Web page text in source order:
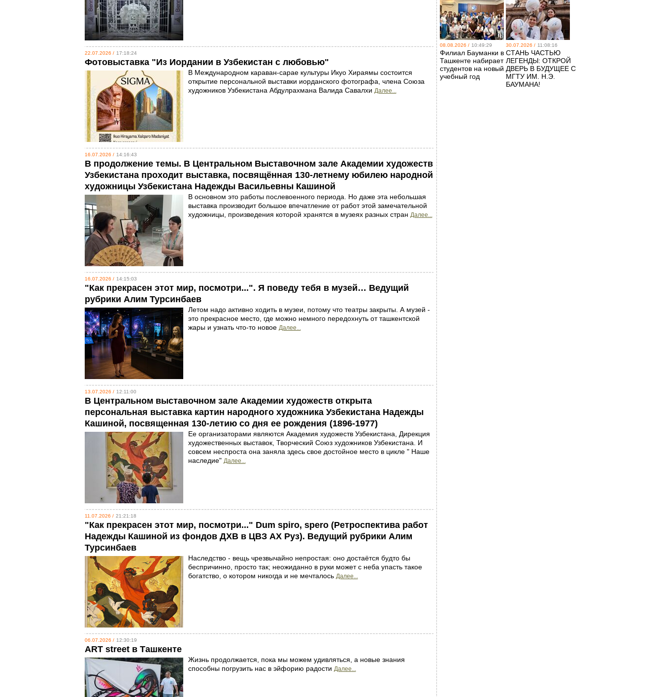
22.07.2026 / 17:18:24
Фотовыставка "Из Иордании в Узбекистан с любовью"
В Международном караван-сарае культуры Икуо Хираямы состоится
открытие персональной выставки иорданского фотографа, члена Союза
художников Узбекистана Абдулрахмана Валида Савалхи Далее...
16.07.2026 / 14:16:43
В продолжение темы. В Центральном Выставочном зале Академии художеств
Узбекистана проходит выставка, посвящённая 130-летнему юбилею народной
художницы Узбекистана Надежды Васильевны Кашиной
В основном это работы послевоенного периода. Но даже эта небольшая
выставка производит большое впечатление от работ этой замечательной
художницы, произведения которой хранятся в музеях разных стран Далее...
16.07.2026 / 14:15:03
"Как прекрасен этот мир, посмотри...". Я поведу тебя в музей… Ведущий
рубрики Алим Турсинбаев
Летом надо активно ходить в музеи, потому что театры закрыты. А музей -
это прекрасное место, где можно немного передохнуть от ташкентской
жары и узнать что-то новое Далее...
13.07.2026 / 12:11:00
В Центральном выставочном зале Академии художеств открыта
персональная выставка картин народного художника Узбекистана Надежды
Кашиной, посвященная 130-летию со дня ее рождения (1896-1977)
Ее организаторами являются Академия художеств Узбекистана, Дирекция
художественных выставок, Творческий Союз художников Узбекистана. И
совсем неспроста она заняла здесь свое достойное место в цикле " Наше
наследие" Далее...
11.07.2026 / 21:21:18
"Как прекрасен этот мир, посмотри..." Dum spiro, spero (Ретроспектива работ
Надежды Кашиной из фондов ДХВ в ЦВЗ АХ Руз). Ведущий рубрики Алим
Турсинбаев
Наследство - вещь чрезвычайно непростая: оно достаётся будто бы
беспричинно, просто так; неожиданно в руки может с неба упасть такое
богатство, о котором никогда и не мечталось Далее...
06.07.2026 / 12:30:19
ART street в Ташкенте
Жизнь продолжается, пока мы можем удивляться, а новые знания
способны погрузить нас в эйфорию радости Далее...
08.08.2026 / 10:49:29
Филиал Бауманки в
Ташкенте набирает
студентов на новый
учебный год
30.07.2026 / 11:08:16
СТАНЬ ЧАСТЬЮ
ЛЕГЕНДЫ: ОТКРОЙ
ДВЕРЬ В БУДУЩЕЕ С
МГТУ ИМ. Н.Э.
БАУМАНА!